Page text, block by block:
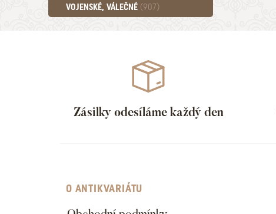
VOJENSKÉ, VÁLEČNÉ (907)
Zásilky odesíláme každý den
O ANTIKVARIÁTU